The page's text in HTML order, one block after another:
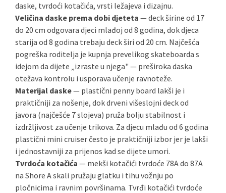
daske, tvrdoći kotačića, vrsti ležajeva i dizajnu.
Veličina daske prema dobi djeteta — deck širine od 17
do 20 cm odgovara djeci mlađoj od 8 godina, dok djeca
starija od 8 godina trebaju deck širi od 20 cm. Najčešća
pogreška roditelja je kupnja prevelikog skateboarda s
idejom da dijete „izraste u njega" — preširoka daska
otežava kontrolu i usporava učenje ravnoteže.
Materijal daske— plastični penny board lakši je i
praktičniji za nošenje, dok drveni višeslojni deck od
javora (najčešće 7 slojeva) pruža bolju stabilnost i
izdržljivost za učenje trikova. Za djecu mlađu od 6 godina
plastični mini cruiser često je praktičniji izbor jer je lakši
i jednostavniji za prijenos kad se dijete umori.
Tvrdoća kotačića — mekši kotačići tvrdoće 78A do 87A
na Shore A skali pružaju glatku i tihu vožnju po
pločnicima i ravnim površinama. Tvrđi kotačići tvrdoće